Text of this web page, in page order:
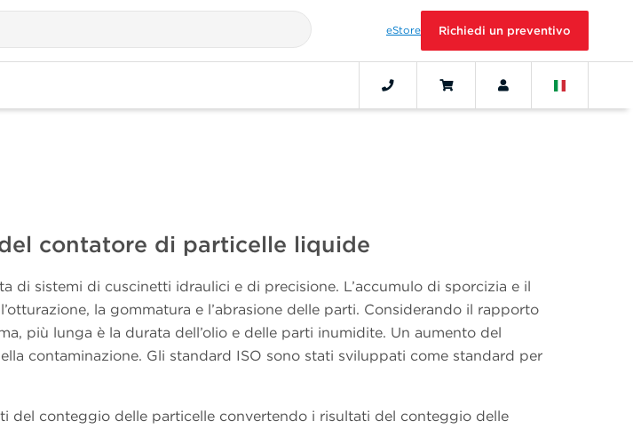
eStore Richiedi un preventivo
contatore di particelle liquide
sistemi di cuscinetti idraulici e di precisione. L’accumulo di sporcizia e il
la gommatura e l’abrasione delle parti. Considerando il rapporto
più lunga è la durata dell’olio e delle parti inumidite. Un aumento del
contaminazione. Gli standard ISO sono stati sviluppati come standard per
del conteggio delle particelle convertendo i risultati del conteggio delle